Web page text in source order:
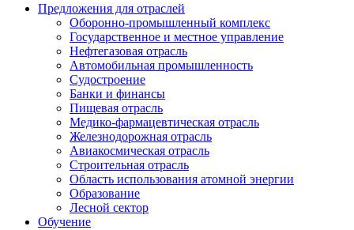
Предложения для отраслей
Оборонно‐промышленный комплекс
Государственное и местное управление
Нефтегазовая отрасль
Автомобильная промышленность
Судостроение
Банки и финансы
Пищевая отрасль
Медико-фармацевтическая отрасль
Железнодорожная отрасль
Авиакосмическая отрасль
Строительная отрасль
Область использования атомной энергии
Образование
Лесной сектор
Обучение